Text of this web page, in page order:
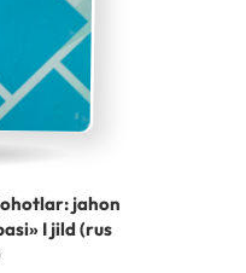
jahon
I jild (rus